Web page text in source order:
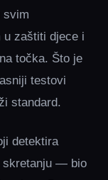
svim
u zaštiti djece i
točka. Što je
testovi
standard.
detektira
skretanju — bio